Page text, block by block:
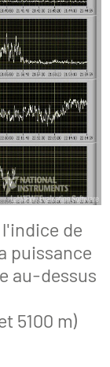
de
puissance
au-dessus
5100 m)